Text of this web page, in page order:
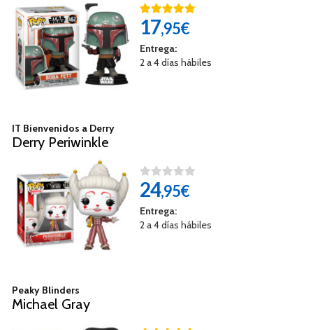
17,95€
Entrega:
2 a 4 días hábiles
IT Bienvenidos a Derry
Derry Periwinkle
24,95€
Entrega:
2 a 4 días hábiles
Peaky Blinders
Michael Gray